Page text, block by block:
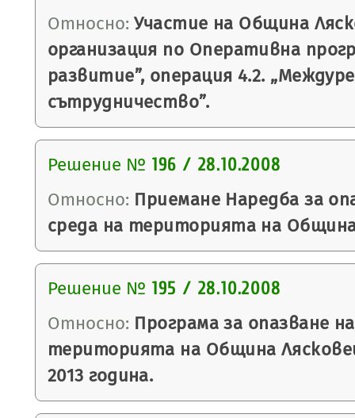
Относно: Участие на Община
организация по Оперативна
развитие”, операция 4.2.
сътрудничество”.
Решение № 196 / 28.10.2008
Относно: Приемане Наредба за
среда на територията на
Решение № 195 / 28.10.2008
Относно: Програма за опазване
територията на Община
2013 година.